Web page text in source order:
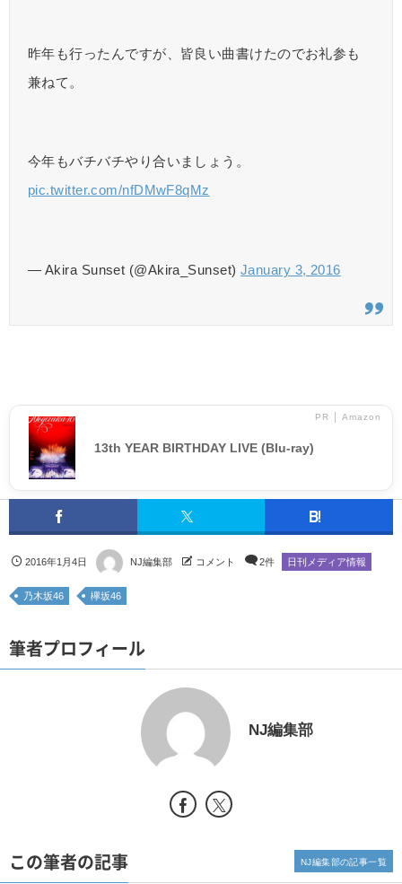
昨年も行ったんですが、皆良い曲書けたのでお礼参も
兼ねて。
今年もバチバチやり合いましょう。
pic.twitter.com/nfDMwF8qMz
— Akira Sunset (@Akira_Sunset) January 3, 2016
PR │ Amazon
13th YEAR BIRTHDAY LIVE (Blu-ray)
2016年1月4日 NJ編集部 コメント 2件 日刊メディア情報
乃木坂46 欅坂46
筆者プロフィール
NJ編集部
この筆者の記事 NJ編集部の記事一覧